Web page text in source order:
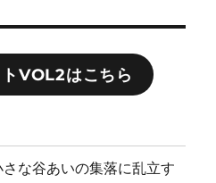
VOL2はこちら
な谷あいの集落に乱立す